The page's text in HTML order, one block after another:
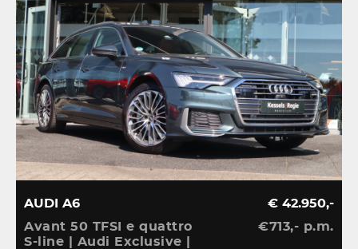
AUDI A6
Avant 50 TFSI e quattro
S-line | Audi Exclusive |
€ 42.950,-
€713,- p.m.